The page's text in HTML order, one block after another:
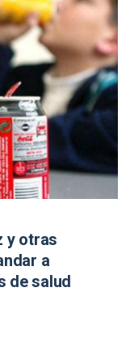
y otras
a
de salud